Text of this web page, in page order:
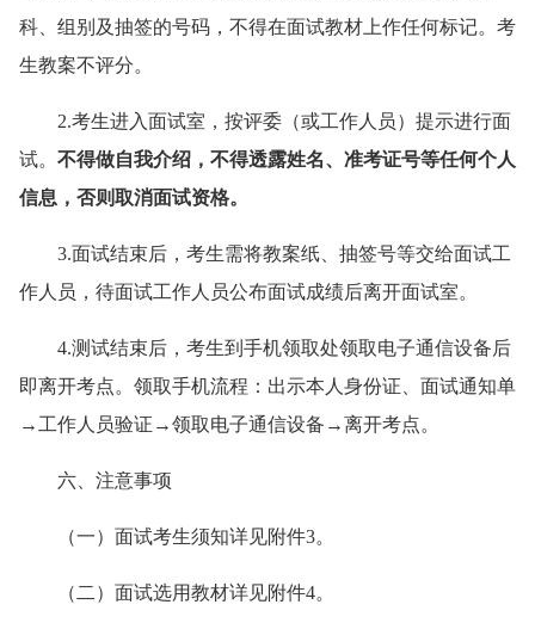
科、组别及抽签的号码，不得在面试教材上作任何标记。考
生教案不评分。
2.考生进入面试室，按评委（或工作人员）提示进行面
试。 不得做自我介绍，不得透露姓名、准考证号等任何个人
信息，否则取消面试资格。
3.面试结束后，考生需将教案纸、抽签号等交给面试工
作人员，待面试工作人员公布面试成绩后离开面试室。
4.测试结束后，考生到手机领取处领取电子通信设备后
即离开考点。领取手机流程：出示本人身份证、面试通知单
→工作人员验证→领取电子通信设备→离开考点。
六、注意事项
（一）面试考生须知详见附件3。
（二）面试选用教材详见附件4。